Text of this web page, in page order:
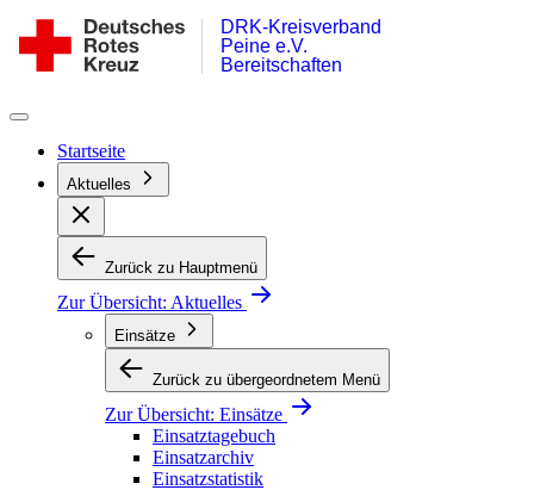
Inhalt
springen
Bereitschaft
Peine
Bereitschaften
Peine e.V.
DRK-Kreisverband
Startseite
Aktuelles
Zurück zu Hauptmenü
Zur Übersicht: Aktuelles
Einsätze
Zurück zu übergeordnetem Menü
Zur Übersicht: Einsätze
Einsatztagebuch
Einsatzarchiv
Einsatzstatistik